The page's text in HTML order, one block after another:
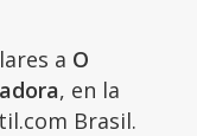
a O
, en la
Brasil.